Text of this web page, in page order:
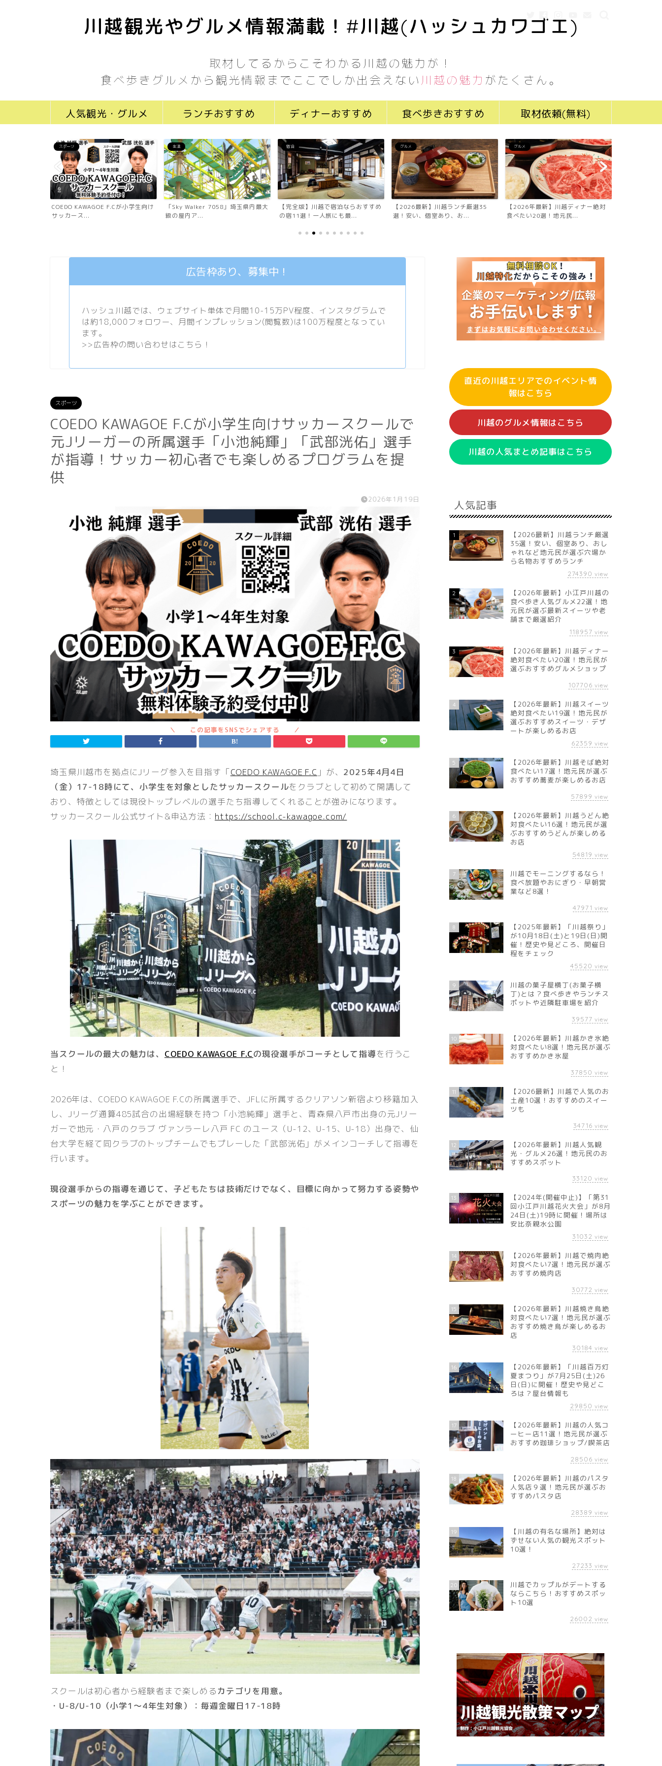
川越観光やグルメ情報満載！#川越(ハッシュカワゴエ)
取材してるからこそわかる川越の魅力が！
食べ歩きグルメから観光情報までここでしか出会えない 川越の魅力 がたくさん。
人気観光・グルメ ランチおすすめ ディナーおすすめ 食べ歩きおすすめ 取材依頼(無料)
スポーツ
COEDO KAWAGOE F.Cが小学生向け
サッカース...
生活
「Sky Walker 7058」埼玉県内最大
級の屋内ア...
宿泊
【完全版】川越で宿泊ならおすすめ
の宿11選！一人旅にも最...
グルメ
【2026最新】川越ランチ厳選35
選！安い、個室あり、お...
グルメ
【2026年最新】川越ディナー絶対
食べたい20選！地元民...
広告枠あり、募集中！
ハッシュ川越では、ウェブサイト単体で月間10-15万PV程度、 インスタグラムで
は約18,000フォロワー、月間インプレッション(閲覧数)は100万程度となってい
ます。
>>広告枠の問い合わせはこちら！
スポーツ
COEDO KAWAGOE F.Cが小学生向けサッカースクールで
元Jリーガーの所属選手「小池純輝」「武部洸佑」選手
が指導！サッカー初心者でも楽しめるプログラムを提
供
2026年1月19日
埼玉県川越市を拠点にJリーグ参入を目指す「COEDO KAWAGOE F.C 」が、 2025年4月4日
（金）17-18時にて、小学生を対象としたサッカースクールをクラブとして初めて開講して
おり、特徴としては現役トップレベルの選手たち指導してくれることが強みになります。
サッカースクール公式サイト&申込方法： https://school.c-kawagoe.com/
当スクールの最大の魅力は、 COEDO KAWAGOE F.Cの現役選手がコーチとして指導を行うこ
と！
2026年は、COEDO KAWAGOE F.Cの所属選手で、JFLに所属するクリアソン新宿より移籍加入
し、Jリーグ通算485試合の出場経験を持つ「小池純輝」選手と、青森県八戸市出身の元Jリー
ガーで地元・八戸のクラブ ヴァンラーレ八戸 FC のユース（U-12、U-15、U-18）出身で、仙
台大学を経て同クラブのトップチームでもプレーした「武部洸佑」がメインコーチして指導を
行います。
現役選手からの指導を通じて、子どもたちは技術だけでなく、目標に向かって努力する姿勢や
スポーツの魅力を学ぶことができます。
スクールは初心者から経験者まで楽しめるカテゴリを用意。
・U-8/U-10 （小学1〜4年生対象）：毎週金曜日17-18時
直近の川越エリアでのイベント情
報はこちら
川越のグルメ情報はこちら
川越の人気まとめ記事はこちら
人気記事
1
【2026最新】川越ランチ厳選
35選！安い、個室あり、おし
ゃれなど地元民が選ぶ穴場か
ら名物おすすめランチ
274390 view
2
【2026年最新】小江戸川越の
食べ歩き人気グルメ22選！地
元民が選ぶ最新スイーツや老
舗まで厳選紹介
118957 view
3
【2026年最新】川越ディナー
絶対食べたい20選！地元民が
選ぶおすすめグルメショップ
107706 view
4
【2026年最新】川越スイーツ
絶対食べたい19選！地元民が
選ぶおすすめスイーツ・デザ
ートが楽しめるお店
62359 view
5
【2026年最新】川越そば絶対
食べたい17選！地元民が選ぶ
おすすめ蕎麦が楽しめるお店
57899 view
6
【2026年最新】川越うどん絶
対食べたい16選！地元民が選
ぶおすすめうどんが楽しめる
お店
54819 view
7
川越でモーニングするなら！
食べ放題やおにぎり・早朝営
業など8選！
47971 view
8
【2025年最新】「川越祭り」
が10月18日(土)と19日(日)開
催！歴史や見どころ、開催日
程をチェック
45520 view
9
川越の菓子屋横丁(お菓子横
丁)とは？食べ歩きやランチス
ポットや近隣駐車場を紹介
39577 view
10
【2026年最新】川越かき氷絶
対食べたい8選！地元民が選ぶ
おすすめかき氷屋
37850 view
11
【2026最新】川越で人気のお
土産10選！おすすめのスイー
ツも
34716 view
12
【2026年最新】川越人気観
光・グルメ26選！地元民のお
すすめスポット
33120 view
13
【2024年(開催中止)】「第31
回小江戸川越花火大会」が8月
24日(土)19時に開催！場所は
安比奈親水公園
31032 view
14
【2026年最新】川越で焼肉絶
対食べたい7選！地元民が選ぶ
おすすめ焼肉店
30772 view
15
【2026年最新】川越焼き鳥絶
対食べたい7選！地元民が選ぶ
おすすめ焼き鳥が楽しめるお
店
30184 view
16
【2026年最新】「川越百万灯
夏まつり」が7月25日(土)26
日(日)に開催！歴史や見どこ
ろは？屋台情報も
29850 view
17
【2026年最新】川越の人気コ
ーヒー店11選！地元民が選ぶ
おすすめ珈琲ショップ/喫茶店
28506 view
18
【2026年最新】川越のパスタ
人気店９選！地元民が選ぶお
すすめパスタ店
28389 view
19
【川越の有名な場所】絶対は
ずせない人気の観光スポット
10選！
27233 view
20
川越でカップルがデートする
ならこちら！おすすめスポッ
ト10選
26002 view